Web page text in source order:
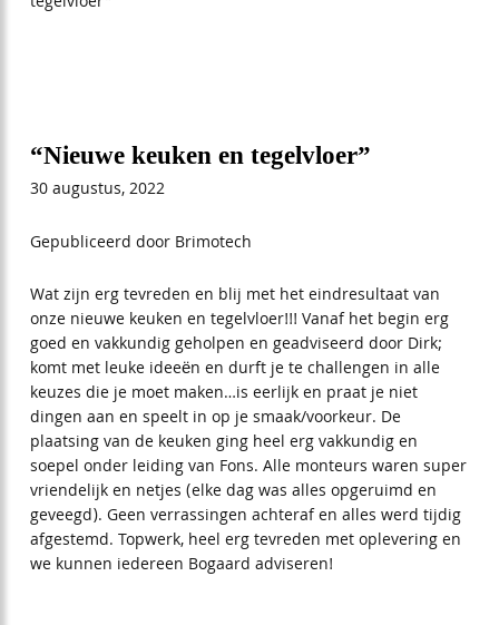
“Nieuwe keuken en tegelvloer”
30 augustus, 2022
Gepubliceerd door Brimotech
Wat zijn erg tevreden en blij met het eindresultaat van
onze nieuwe keuken en tegelvloer!!! Vanaf het begin erg
goed en vakkundig geholpen en geadviseerd door Dirk;
komt met leuke ideeën en durft je te challengen in alle
keuzes die je moet maken…is eerlijk en praat je niet
dingen aan en speelt in op je smaak/voorkeur. De
plaatsing van de keuken ging heel erg vakkundig en
soepel onder leiding van Fons. Alle monteurs waren super
vriendelijk en netjes (elke dag was alles opgeruimd en
geveegd). Geen verrassingen achteraf en alles werd tijdig
afgestemd. Topwerk, heel erg tevreden met oplevering en
we kunnen iedereen Bogaard adviseren!